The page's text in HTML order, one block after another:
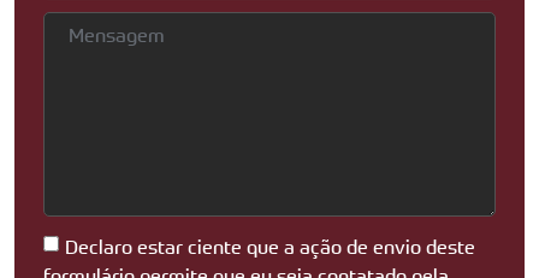
Declaro estar ciente que a ação de envio deste